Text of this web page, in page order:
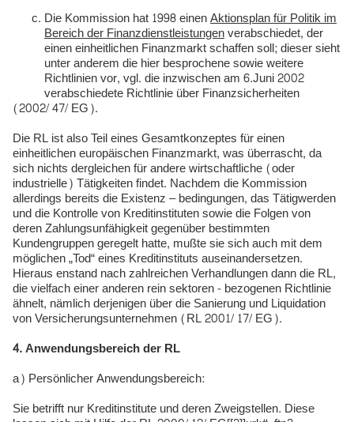
Die Kommission hat 1998 einenAktionsplan für Politik im
Bereich der Finanzdienstleistungenverabschiedet, der
einen einheitlichen Finanzmarkt schaffen soll; dieser sieht
unter anderem die hier besprochene sowie weitere
Richtlinien vor, vgl. die inzwischen am 6.Juni 2002
verabschiedete Richtlinie über Finanzsicherheiten
(2002/ 47/ EG).
Die RL ist also Teil eines Gesamtkonzeptes für einen
einheitlichen europäischen Finanzmarkt, was überrascht, da
sich nichts dergleichen für andere wirtschaftliche (oder
industrielle) Tätigkeiten findet. Nachdem die Kommission
allerdings bereits die Existenz – bedingungen, das Tätigwerden
und die Kontrolle von Kreditinstituten sowie die Folgen von
deren Zahlungsunfähigkeit gegenüber bestimmten
Kundengruppen geregelt hatte, mußte sie sich auch mit dem
möglichen „Tod“ eines Kreditinstituts auseinandersetzen.
Hieraus enstand nach zahlreichen Verhandlungen dann die RL,
die vielfach einer anderen rein sektoren - bezogenen Richtlinie
ähnelt, nämlich derjenigen über die Sanierung und Liquidation
von Versicherungsunternehmen (RL 2001/ 17/ EG).
4. Anwendungsbereich der RL
a) Persönlicher Anwendungsbereich:
Sie betrifft nur Kreditinstitute und deren Zweigstellen. Diese